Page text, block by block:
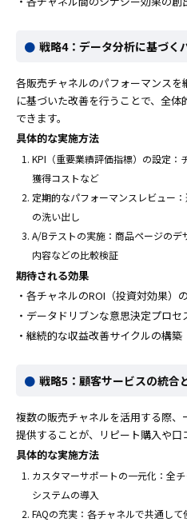
戦略4：データ分析に基づく
各販売チャネルのパフォーマンス
に基づいた改善を行うことで、全
できます。
具体的な実施方法
KPI（重要業績評価指標）の設定：
獲得コストなど
定期的なパフォーマンスレビュー
の洗い出し
A/Bテストの実施：商品ページのデ
内容などの比較検証
期待される効果
・各チャネルのROI（投資対効果）
・データドリブンな意思決定プロセ
・継続的な収益改善サイクルの構築
戦略5：顧客サービスの統合
複数の販売チャネルを活用する際
提供することが、リピート購入や口
具体的な実施方法
カスタマーサポートの一元化：全
システムの導入
FAQの充実：各チャネルで共通し